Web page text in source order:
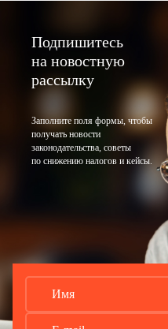
Подпишитесь
на новостную
рассылку
Заполните поля формы, чтобы
получать новости
законодательства, советы
по снижению налогов и кейсы.